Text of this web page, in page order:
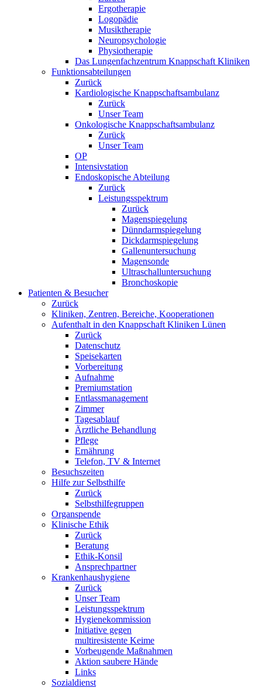
Ergotherapie
Logopädie
Musiktherapie
Neuropsychologie
Physiotherapie
Das Lungenfachzentrum Knappschaft Kliniken
Funktionsabteilungen
Zurück
Kardiologische Knappschaftsambulanz
Zurück
Unser Team
Onkologische Knappschaftsambulanz
Zurück
Unser Team
OP
Intensivstation
Endoskopische Abteilung
Zurück
Leistungsspektrum
Zurück
Magenspiegelung
Dünndarmspiegelung
Dickdarmspiegelung
Gallenuntersuchung
Magensonde
Ultraschalluntersuchung
Bronchoskopie
Patienten & Besucher
Zurück
Kliniken, Zentren, Bereiche, Kooperationen
Aufenthalt in den Knappschaft Kliniken Lünen
Zurück
Datenschutz
Speisekarten
Vorbereitung
Aufnahme
Premiumstation
Entlassmanagement
Zimmer
Tagesablauf
Ärztliche Behandlung
Pflege
Ernährung
Telefon, TV & Internet
Besuchszeiten
Hilfe zur Selbsthilfe
Zurück
Selbsthilfegruppen
Organspende
Klinische Ethik
Zurück
Beratung
Ethik-Konsil
Ansprechpartner
Krankenhaushygiene
Zurück
Unser Team
Leistungsspektrum
Hygienekommission
Initiative gegen
multiresistente Keime
Vorbeugende Maßnahmen
Aktion saubere Hände
Links
Sozialdienst